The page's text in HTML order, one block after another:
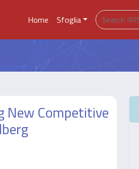
Home Sfoglia
New Competitive